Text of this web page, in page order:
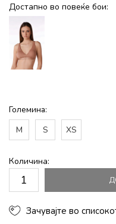
Достапно во повеќе бои:
Големина:
M
S XS
Количина:
Зачувајте во